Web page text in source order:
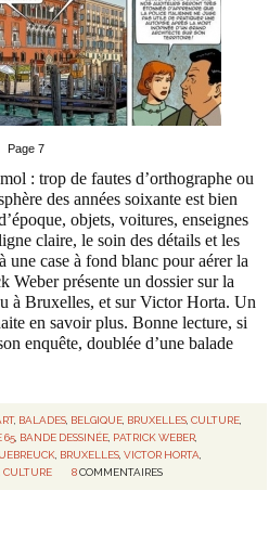
Page 7
: trop de fautes d’orthographe ou
des années soixante est bien
objets, voitures, enseignes
claire, le soin des détails et les
une case à fond blanc pour aérer la
Weber présente un dossier sur la
à Bruxelles, et sur Victor Horta. Un
en savoir plus. Bonne lecture, si
enquête, doublée d’une balade
, BALADES, BELGIQUE, BRUXELLES, CULTURE,
65 BANDE DESSINÉE PATRICK WEBER
BRUXELLES ,VICTOR HORTA
,CULTURE 8 COMMENTAIRES